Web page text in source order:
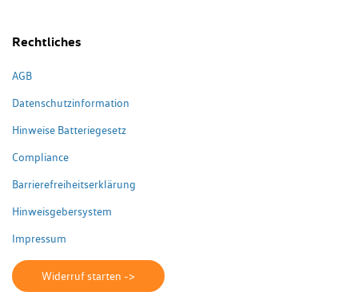
Rechtliches
AGB
Datenschutzinformation
Hinweise Batteriegesetz
Compliance
Barrierefreiheitserklärung
Hinweisgebersystem
Impressum
Widerruf starten ->